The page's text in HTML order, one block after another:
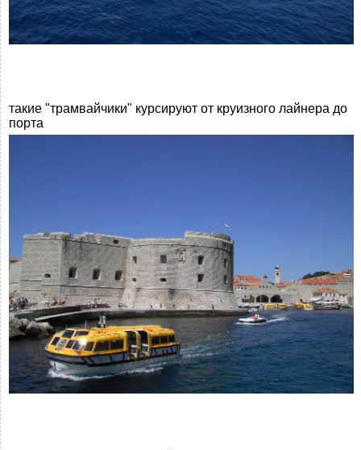
такие "трамвайчики" курсируют от круизного лайнера до
порта